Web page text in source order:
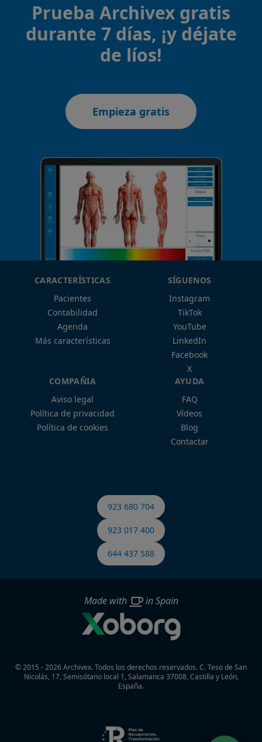
Prueba Archivex gratis
durante 7 días, ¡y déjate
de líos!
Empieza gratis
CARACTERÍSTICAS
Pacientes
Contabilidad
Agenda
Más características
SÍGUENOS
Instagram
TikTok
YouTube
LinkedIn
Facebook
X
COMPAÑIA
Aviso legal
Política de privacidad
Política de cookies
AYUDA
FAQ
Vídeos
Blog
Contactar
923 680 704
923 017 400
644 437 588
Made with in Spain
© 2015 - 2026 Archivex. Todos los derechos reservados.C. Teso de San
Nicolás, 17, Semisótano local 1, Salamanca 37008, Castilla y León,
España.